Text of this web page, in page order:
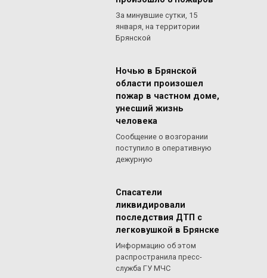
За минувшие сутки, 15
января, на территории
Брянской
Ночью в Брянской
области произошел
пожар в частном доме,
унесший жизнь
человека
Сообщение о возгорании
поступило в оперативную
дежурную
Спасатели
ликвидировали
последствия ДТП с
легковушкой в Брянске
Информацию об этом
распространила пресс-
служба ГУ МЧС